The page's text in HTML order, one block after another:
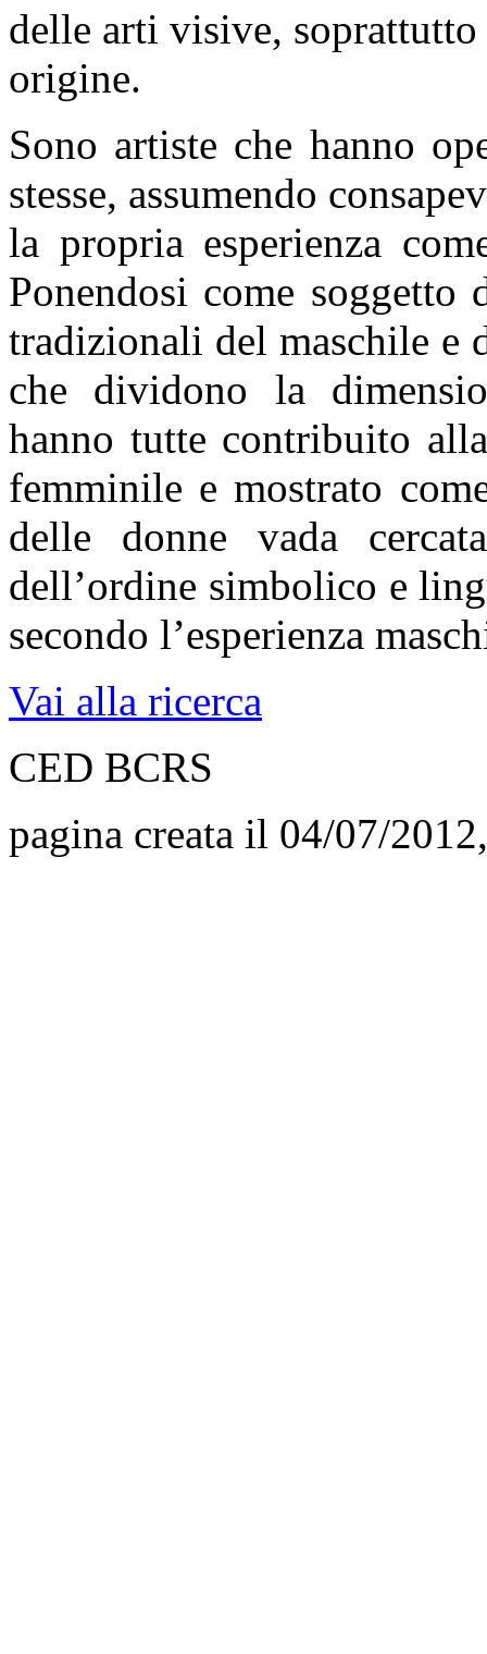
delle arti visive,
origine.
Sono artiste che hanno
stesse, assumendo
la propria esperienza
Ponendosi come
tradizionali del maschile e
che dividono la
hanno tutte contribuito
femminile e mostrato
delle donne vada
dell’ordine simbolico e
secondo l’esperienza
Vai alla ricerca
CED BCRS
pagina creata il 04/07/